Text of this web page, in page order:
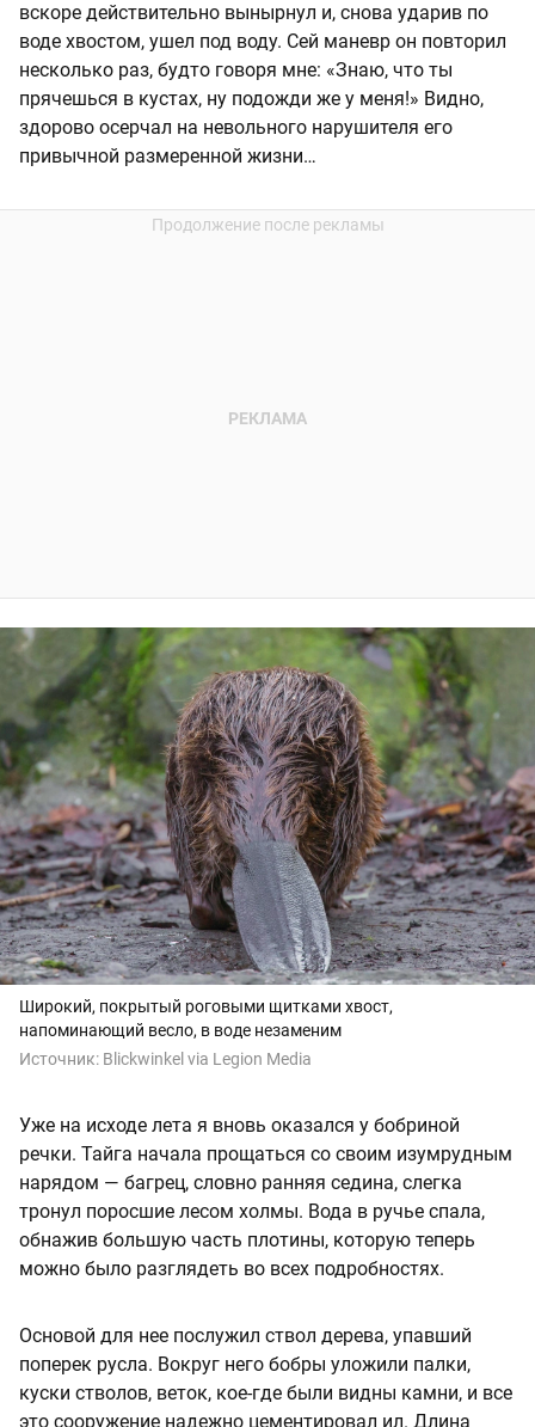
вскоре действительно вынырнул и, снова ударив по
воде хвостом, ушел под воду. Сей маневр он повторил
несколько раз, будто говоря мне: «Знаю, что ты
прячешься в кустах, ну подожди же у меня!» Видно,
здорово осерчал на невольного нарушителя его
привычной размеренной жизни…
Широкий, покрытый роговыми щитками хвост,
напоминающий весло, в воде незаменим
Источник: Blickwinkel via Legion Media
Уже на исходе лета я вновь оказался у бобриной
речки. Тайга начала прощаться со своим изумрудным
нарядом — багрец, словно ранняя седина, слегка
тронул поросшие лесом холмы. Вода в ручье спала,
обнажив большую часть плотины, которую теперь
можно было разглядеть во всех подробностях.
Основой для нее послужил ствол дерева, упавший
поперек русла. Вокруг него бобры уложили палки,
куски стволов, веток, кое-где были видны камни, и все
это сооружение надежно цементировал ил. Длина